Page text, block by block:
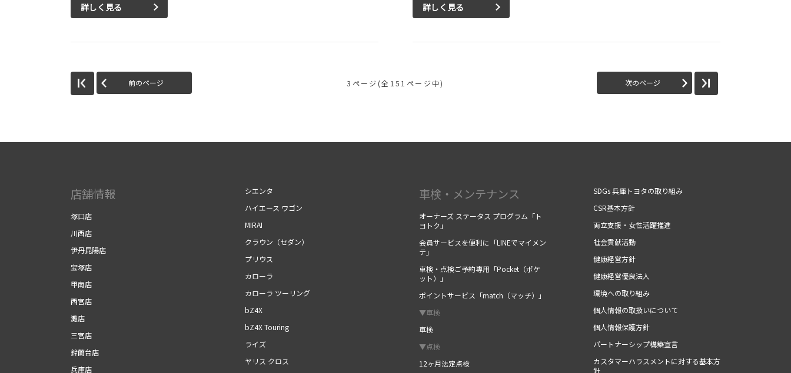
詳しく見る 詳しく見る
前のページ 3ページ(全151ページ中) 次のページ
店舗情報
塚口店
川西店
伊丹昆陽店
宝塚店
甲南店
西宮店
灘店
三宮店
鈴蘭台店
兵庫店
シエンタ
ハイエース ワゴン
MIRAI
クラウン（セダン）
プリウス
カローラ
カローラ ツーリング
bZ4X
bZ4X Touring
ライズ
ヤリス クロス
車検・メンテナンス
オーナーズ ステータス プログラム「ト
ヨトク」
会員サービスを便利に「LINEでマイメン
テ」
車検・点検ご予約専用「Pocket（ポケ
ット）」
ポイントサービス「match（マッチ）」
▼車検
車検
▼点検
12ヶ月法定点検
SDGs 兵庫トヨタの取り組み
CSR基本方針
両立支援・女性活躍推進
社会貢献活動
健康経営方針
健康経営優良法人
環境への取り組み
個人情報の取扱いについて
個人情報保護方針
パートナーシップ構築宣言
カスタマーハラスメントに対する基本方
針